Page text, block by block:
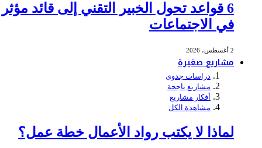
6 قواعد تحول الخبير التقني إلى قائد مؤثر
في الاجتماعات
2 أغسطس، 2026
مشاريع صغيرة
دراسات جدوى
مشاريع ناجحة
أفكار مشاريع
مشاهدة الكل
لماذا لا يكتب رواد الأعمال خطة عمل؟